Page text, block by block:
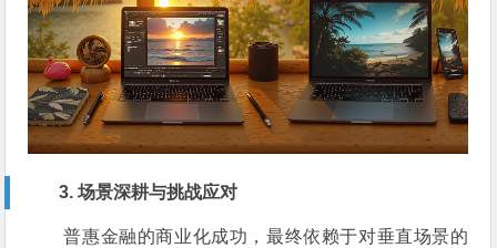
3. 场景深耕与挑战应对
普惠金融的商业化成功，最终依赖于对垂直场景的